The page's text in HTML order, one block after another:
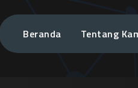
Beranda Tentang